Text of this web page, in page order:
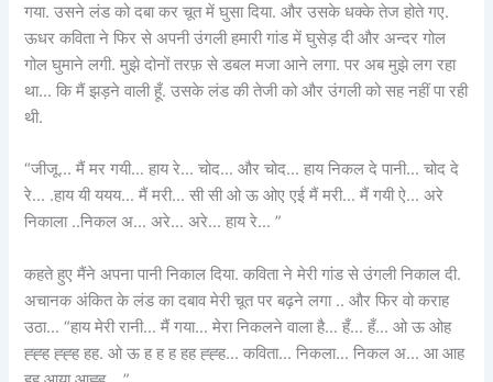
गया. उसने लंड को दबा कर चूत में घुसा दिया. और उसके धक्के तेज होते गए.
ऊधर कविता ने फिर से अपनी उंगली हमारी गांड में घुसेड़ दी और अन्दर गोल
गोल घुमाने लगी. मुझे दोनों तरफ़ से डबल मजा आने लगा. पर अब मुझे लग रहा
था… कि मैं झड़ने वाली हूँ. उसके लंड की तेजी को और उंगली को सह नहीं पा रही
थी.
“जीजू… मैं मर गयी… हाय रे… चोद… और चोद… हाय निकल दे पानी… चोद दे
रे… .हाय यी ययय… मैं मरी… सी सी ओ ऊ ओए एई मैं मरी… मैं गयी ऐ… अरे
निकाला ..निकल अ… अरे… अरे… हाय रे… ”
कहते हुए मैंने अपना पानी निकाल दिया. कविता ने मेरी गांड से उंगली निकाल दी.
अचानक अंकित के लंड का दबाव मेरी चूत पर बढ़ने लगा .. और फिर वो कराह
उठा… “हाय मेरी रानी… मैं गया… मेरा निकलने वाला है… हँ… हँ… ओ ऊ ओह
ह्ह्ह ह्ह्ह हह. ओ ऊ ह ह ह हह ह्ह्ह… कविता… निकला… निकल अ… आ आह